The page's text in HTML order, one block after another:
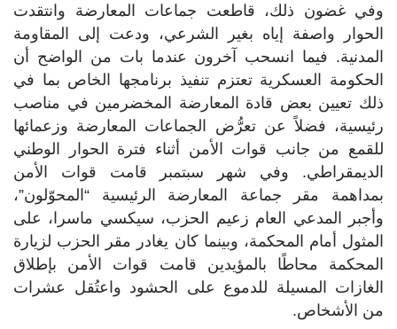
وفي غضون ذلك، قاطعت جماعات المعارضة وانتقدت
الحوار واصفة إياه بغير الشرعي، ودعت إلى المقاومة
المدنية. فيما انسحب آخرون عندما بات من الواضح أن
الحكومة العسكرية تعتزم تنفيذ برنامجها الخاص بما في
ذلك تعيين بعض قادة المعارضة المخضرمين في مناصب
رئيسية، فضلاً عن تعرُّض الجماعات المعارضة وزعمائها
للقمع من جانب قوات الأمن أثناء فترة الحوار الوطني
الديمقراطي. وفي شهر سبتمبر قامت قوات الأمن
بمداهمة مقر جماعة المعارضة الرئيسية “المحوّلون”،
وأجبر المدعي العام زعيم الحزب، سيكسي ماسرا، على
المثول أمام المحكمة، وبينما كان يغادر مقر الحزب لزيارة
المحكمة محاطًا بالمؤيدين قامت قوات الأمن بإطلاق
الغازات المسيلة للدموع على الحشود واعتُقل عشرات
من الأشخاص.